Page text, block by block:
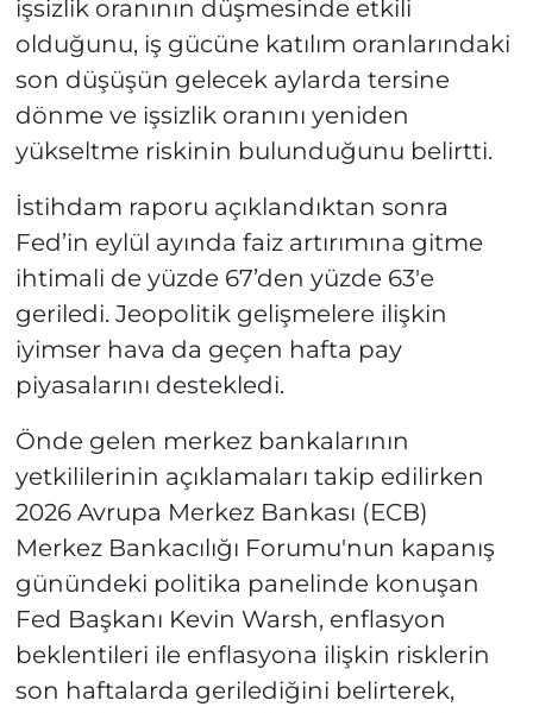
işsizlik oranının düşmesinde etkili
olduğunu, iş gücüne katılım oranlarındaki
son düşüşün gelecek aylarda tersine
dönme ve işsizlik oranını yeniden
yükseltme riskinin bulunduğunu belirtti.
İstihdam raporu açıklandıktan sonra
Fed’in eylül ayında faiz artırımına gitme
ihtimali de yüzde 67’den yüzde 63'e
geriledi. Jeopolitik gelişmelere ilişkin
iyimser hava da geçen hafta pay
piyasalarını destekledi.
Önde gelen merkez bankalarının
yetkililerinin açıklamaları takip edilirken
2026 Avrupa Merkez Bankası (ECB)
Merkez Bankacılığı Forumu'nun kapanış
günündeki politika panelinde konuşan
Fed Başkanı Kevin Warsh, enflasyon
beklentileri ile enflasyona ilişkin risklerin
son haftalarda gerilediğini belirterek,